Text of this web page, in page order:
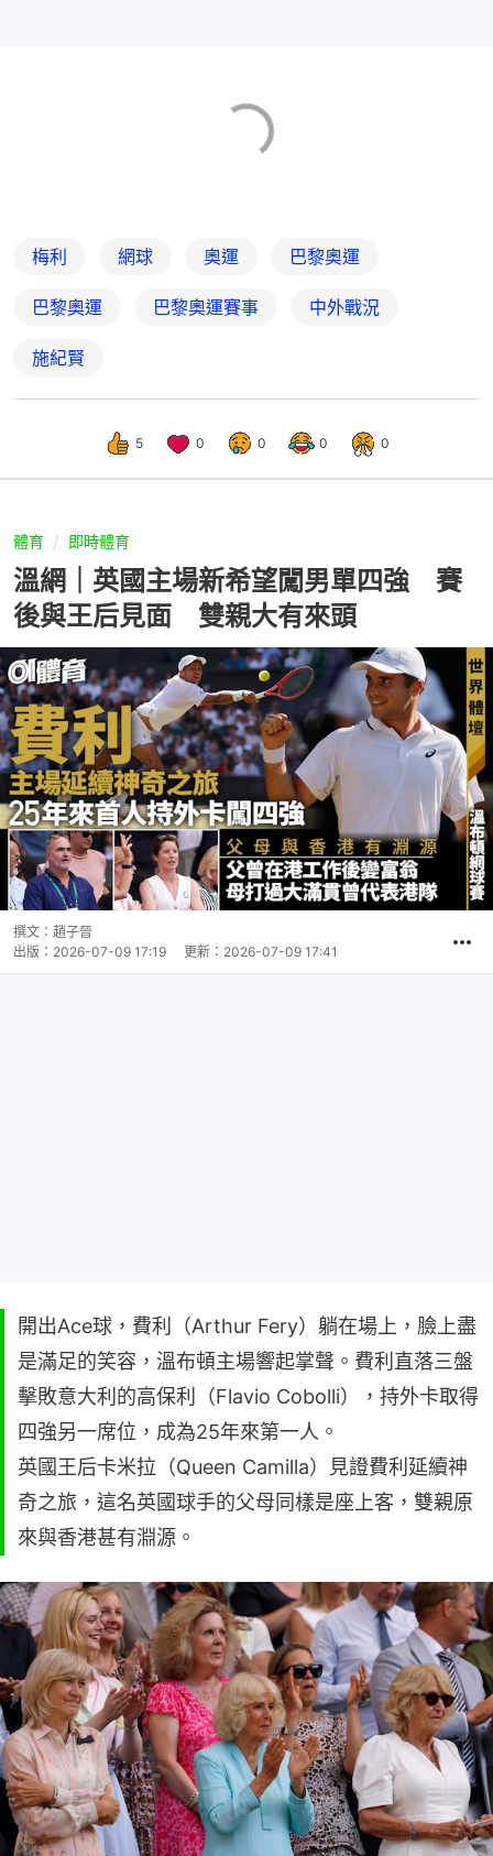
梅利 網球 奧運 巴黎奧運
巴黎奧運 巴黎奧運賽事 中外戰況
施紀賢
5 0 0 0 0
體育 即時體育
溫網｜英國主場新希望闖男單四強 賽
後與王后見面 雙親大有來頭
撰文： 趙子晉
出版： 2026-07-09 17:19 更新： 2026-07-09 17:41
開出Ace球，費利（Arthur Fery）躺在場上，臉上盡
是滿足的笑容，溫布頓主場響起掌聲。費利直落三盤
擊敗意大利的高保利（Flavio Cobolli），持外卡取得
四強另一席位，成為25年來第一人。
英國王后卡米拉（Queen Camilla）見證費利延續神
奇之旅，這名英國球手的父母同樣是座上客，雙親原
來與香港甚有淵源。